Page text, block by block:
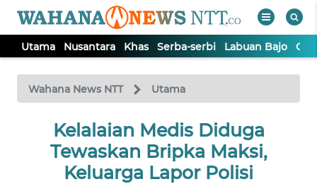
Utama Nusantara Khas Serba-serbi Labuan Bajo
Wahana News NTT Utama
Kelalaian Medis Diduga
Tewaskan Bripka Maksi,
Keluarga Lapor Polisi
TV
Tutup
NUSANTARA